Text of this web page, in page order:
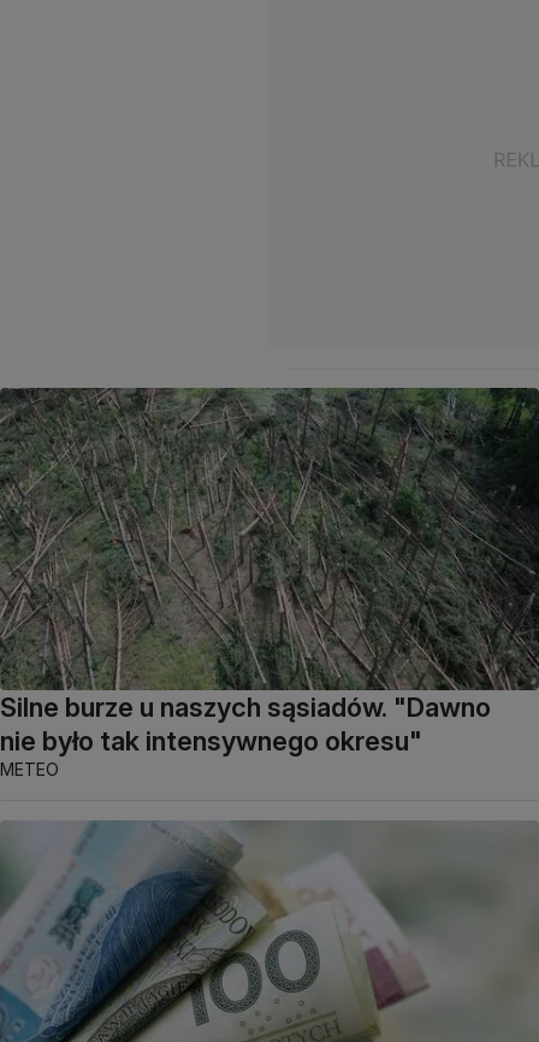
Silne burze u naszych sąsiadów. "Dawno
nie było tak intensywnego okresu"
METEO